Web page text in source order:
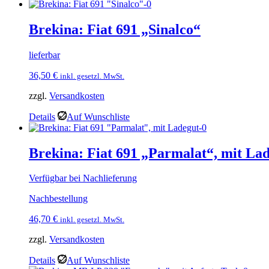
Brekina: Fiat 691 „Sinalco“
lieferbar
36,50 € inkl. gesetzl. MwSt.
zzgl. Versandkosten
Details Auf Wunschliste
Brekina: Fiat 691 „Parmalat“, mit
Verfügbar bei Nachlieferung
Nachbestellung
46,70 € inkl. gesetzl. MwSt.
zzgl. Versandkosten
Details Auf Wunschliste